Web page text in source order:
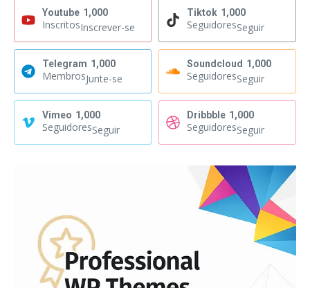
Youtube 1,000
InscritosInscrever-se
Tiktok 1,000
SeguidoresSeguir
Telegram 1,000
MembrosJunte-se
Soundcloud 1,000
SeguidoresSeguir
Vimeo 1,000
SeguidoresSeguir
Dribbble 1,000
SeguidoresSeguir